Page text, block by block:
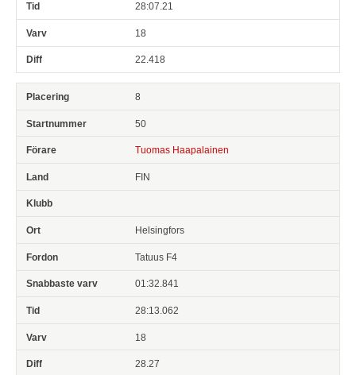
28:07.21
18
22.418
8
50
Tuomas Haapalainen
FIN
Helsingfors
Tatuus F4
01:32.841
28:13.062
18
28.27